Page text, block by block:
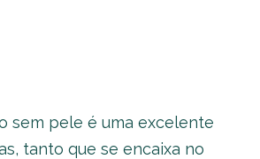
sem pele é uma excelente
tanto que se encaixa no